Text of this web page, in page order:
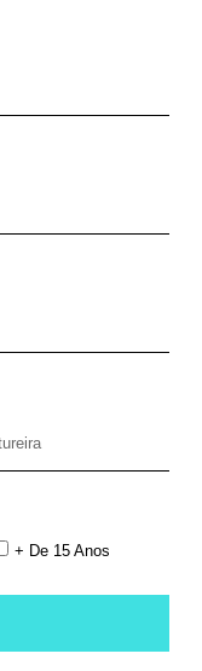
+ De 15 Anos